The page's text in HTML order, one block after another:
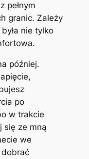
pełnym
granic. Zależy
nie tylko
później.
po
w trakcie
się ze mną
we
dobrać